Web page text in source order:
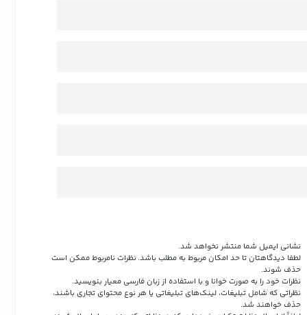
نشانی ایمیل شما منتشر نخواهد شد.
لطفا دیدگاهتان تا حد امکان مربوط به مطلب باشد. نظرات نامربوط ممکن است
حذف شوند.
نظرات خود را به صورت خوانا و با استفاده از زبان فارسی معیار بنویسید.
نظراتی که شامل تبلیغات، لینک‌های تبلیغاتی یا هر نوع محتوای تجاری باشند،
حذف خواهند شد.